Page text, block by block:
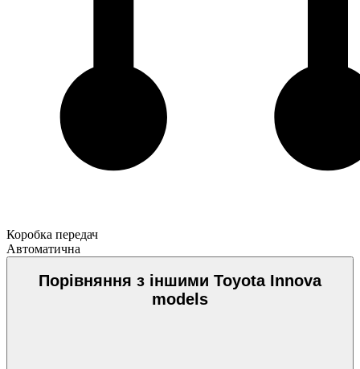
Коробка передач
Автоматична
Порівняння з іншими Toyota Innova
models